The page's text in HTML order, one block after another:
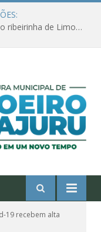
Ações de combate à Covid-19 na região ribeirinha de Limoeiro do Ajuru continuam
19 recebem alta